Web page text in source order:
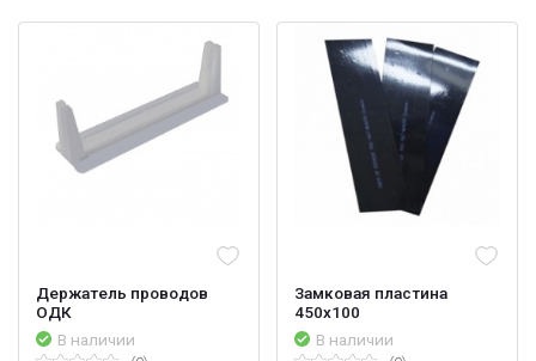
Держатель проводов
ОДК
В наличии
Замковая пластина
450х100
В наличии